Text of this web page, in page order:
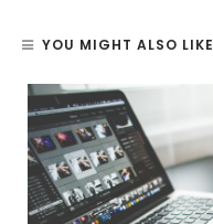
YOU MIGHT ALSO LIKE